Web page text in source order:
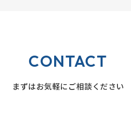
CONTACT
まずはお気軽にご相談ください